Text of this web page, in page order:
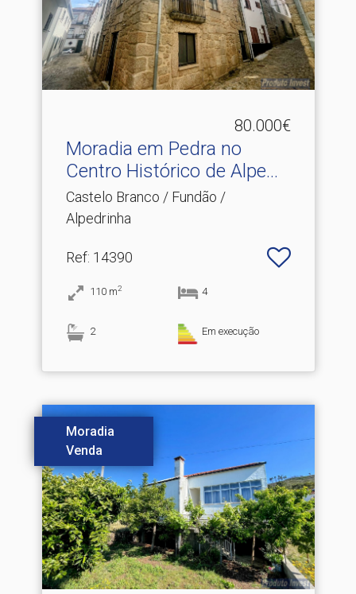
80.000€
Moradia em Pedra no
Centro Histórico de Alpe.​..
Castelo Branco / Fundão /
Alpedrinha
Ref: 14390
110 m2 4
2 Em execução
Moradia
Venda